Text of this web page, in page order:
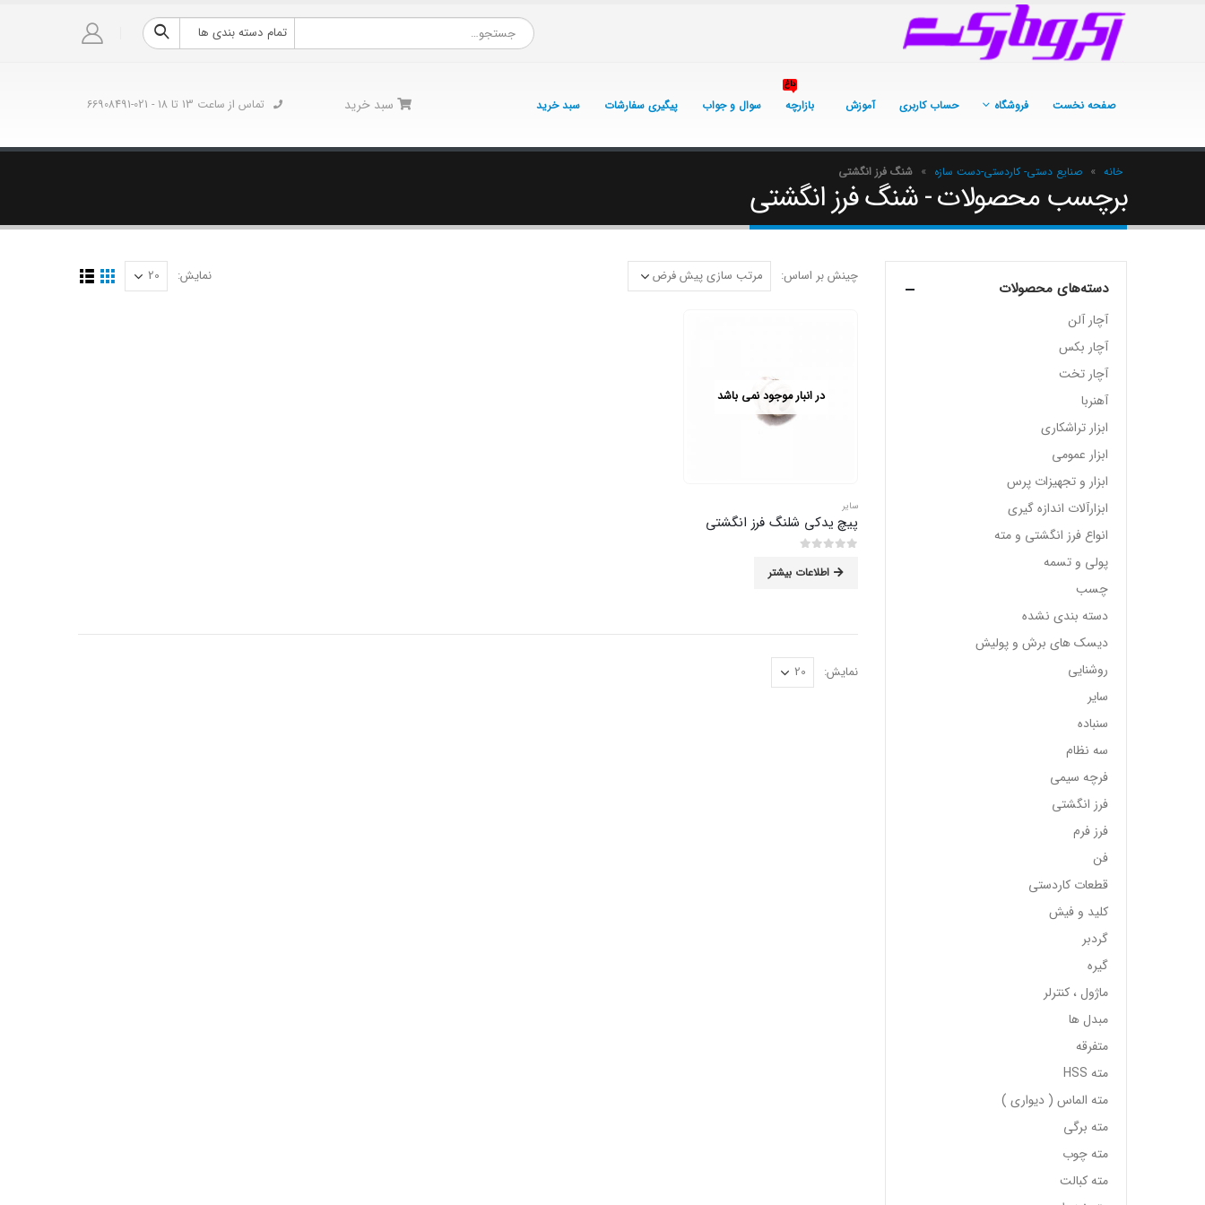
تمام دسته بندی ها
صفحه نخست فروشگاه حساب کاربری آموزش بازارچه
داغ
سوال و جواب پیگیری سفارشات سبد خرید سبد خرید تماس از ساعت 13 تا 18 - 021-66908491
خانه » صنایع دستی- کاردستی-دست سازه » شنگ فرز انگشتی
برچسب محصولات - شنگ فرز انگشتی
چینش بر اساس: نمایش:
در انبار موجود نمی باشد
سایر
پیچ یدکی شلنگ فرز انگشتی
اطلاعات بیشتر
نمایش:
دسته‌های محصولات
آچار آلن
آچار بکس
آچار تخت
آهنربا
ابزار تراشکاری
ابزار عمومی
ابزار و تجهیزات پرس
ابزارآلات اندازه گیری
انواع فرز انگشتی و مته
پولی و تسمه
چسب
دسته بندی نشده
دیسک های برش و پولیش
روشنایی
سایر
سنباده
سه نظام
فرچه سیمی
فرز انگشتی
فرز فرم
فن
قطعات کاردستی
کلید و فیش
گردبر
گیره
ماژول ، کنترلر
مبدل ها
متفرقه
مته HSS
مته الماس ( دیواری )
مته برگی
مته چوب
مته کبالت